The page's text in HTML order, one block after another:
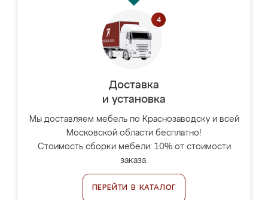
Доставка
и установка
Мы доставляем мебель по Краснозаводску и всей
Московской области бесплатно!
Стоимость сборки мебели: 10% от стоимости
заказа.
ПЕРЕЙТИ В КАТАЛОГ